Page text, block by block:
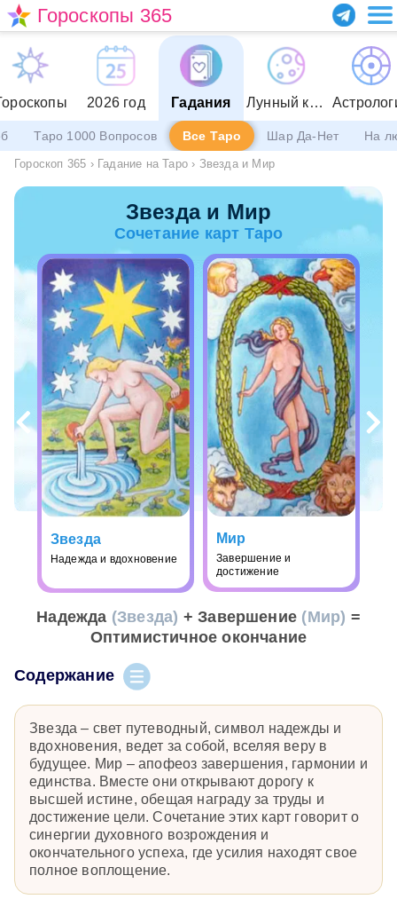
Гороскопы 365
2026 год Гадания Лунный календарь
Таро 1000 Вопросов Все Таро Шар Да-Нет На
Гороскоп 365 › Гадание на Таро › Звезда и Мир
Звезда и Мир
Сочетание карт Таро
Звезда
Надежда и вдохновение
Мир
Завершение и
достижение
Надежда (Звезда) + Завершение (Мир) =
Оптимистичное окончание
Содержание
Звезда – свет путеводный, символ надежды и
вдохновения, ведет за собой, вселяя веру в
будущее. Мир – апофеоз завершения, гармонии и
единства. Вместе они открывают дорогу к
высшей истине, обещая награду за труды и
достижение цели. Сочетание этих карт говорит о
синергии духовного возрождения и
окончательного успеха, где усилия находят свое
полное воплощение.